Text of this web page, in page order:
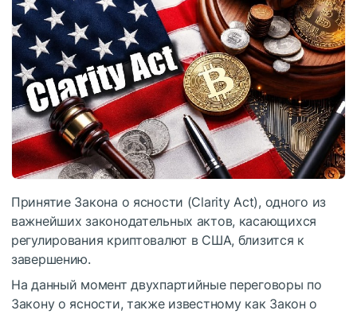
Принятие Закона о ясности (Clarity Act), одного из
важнейших законодательных актов, касающихся
регулирования криптовалют в США, близится к
завершению.
На данный момент двухпартийные переговоры по
Закону о ясности, также известному как Закон о